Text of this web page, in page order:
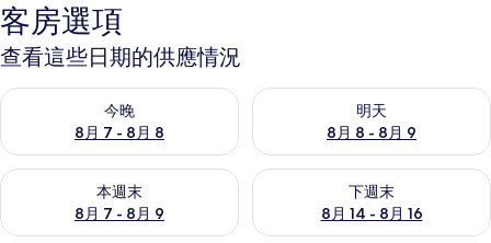
客房選項
查看這些日期的供應情況
今晚
8月 7 - 8月 8
查看今晚 (8月 7 - 8月 8) 的供應情況
明天
8月 8 - 8月 9
查看明天 (8月 8 - 8月 9) 的供
本週末
8月 7 - 8月 9
查看本週末 (8月 7 - 8月 9) 的供應情況
下週末
8月 14 - 8月 16
查看下週末 (8月 14 - 8月 16)